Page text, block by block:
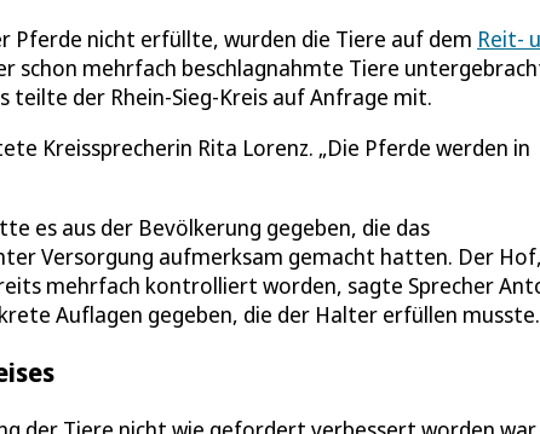
Pferde nicht erfüllte, wurden die Tiere auf dem Reit-
schon mehrfach beschlagnahmte Tiere
der Rhein-Sieg-Kreis auf Anfrage mit.
Kreissprecherin Rita Lorenz. „Die Pferde werden in
es aus der Bevölkerung gegeben, die das
Versorgung aufmerksam gemacht hatten. Der
mehrfach kontrolliert worden, sagte Sprecher
Auflagen gegeben, die der Halter erfüllen musste.